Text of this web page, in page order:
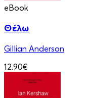
eBook
Θέλω
Gillian Anderson
12.90€